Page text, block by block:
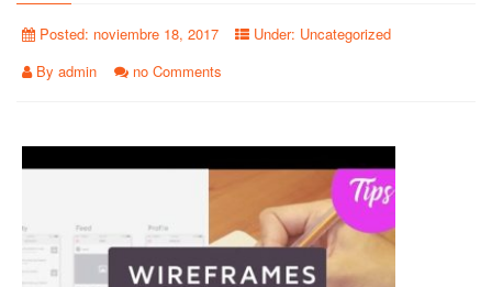
Posted: noviembre 18, 2017 Under: Uncategorized
By admin no Comments